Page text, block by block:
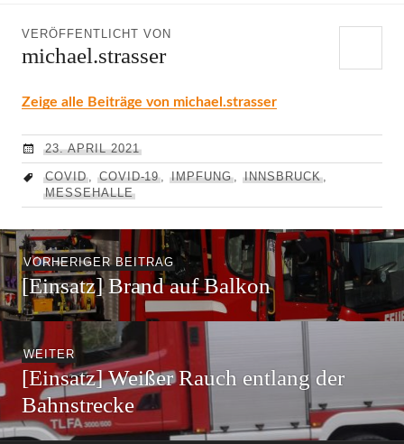
VERÖFFENTLICHT VON
michael.strasser
Zeige alle Beiträge von michael.strasser
23. APRIL 2021
COVID, COVID-19,IMPFUNG, INNSBRUCK,
MESSEHALLE
Beitragsnavigation
VORHERIGER BEITRAG Vorheriger
Beitrag:
[Einsatz] Brand auf Balkon
WEITER Nächster
Beitrag:
[Einsatz] Weißer Rauch entlang der
Bahnstrecke